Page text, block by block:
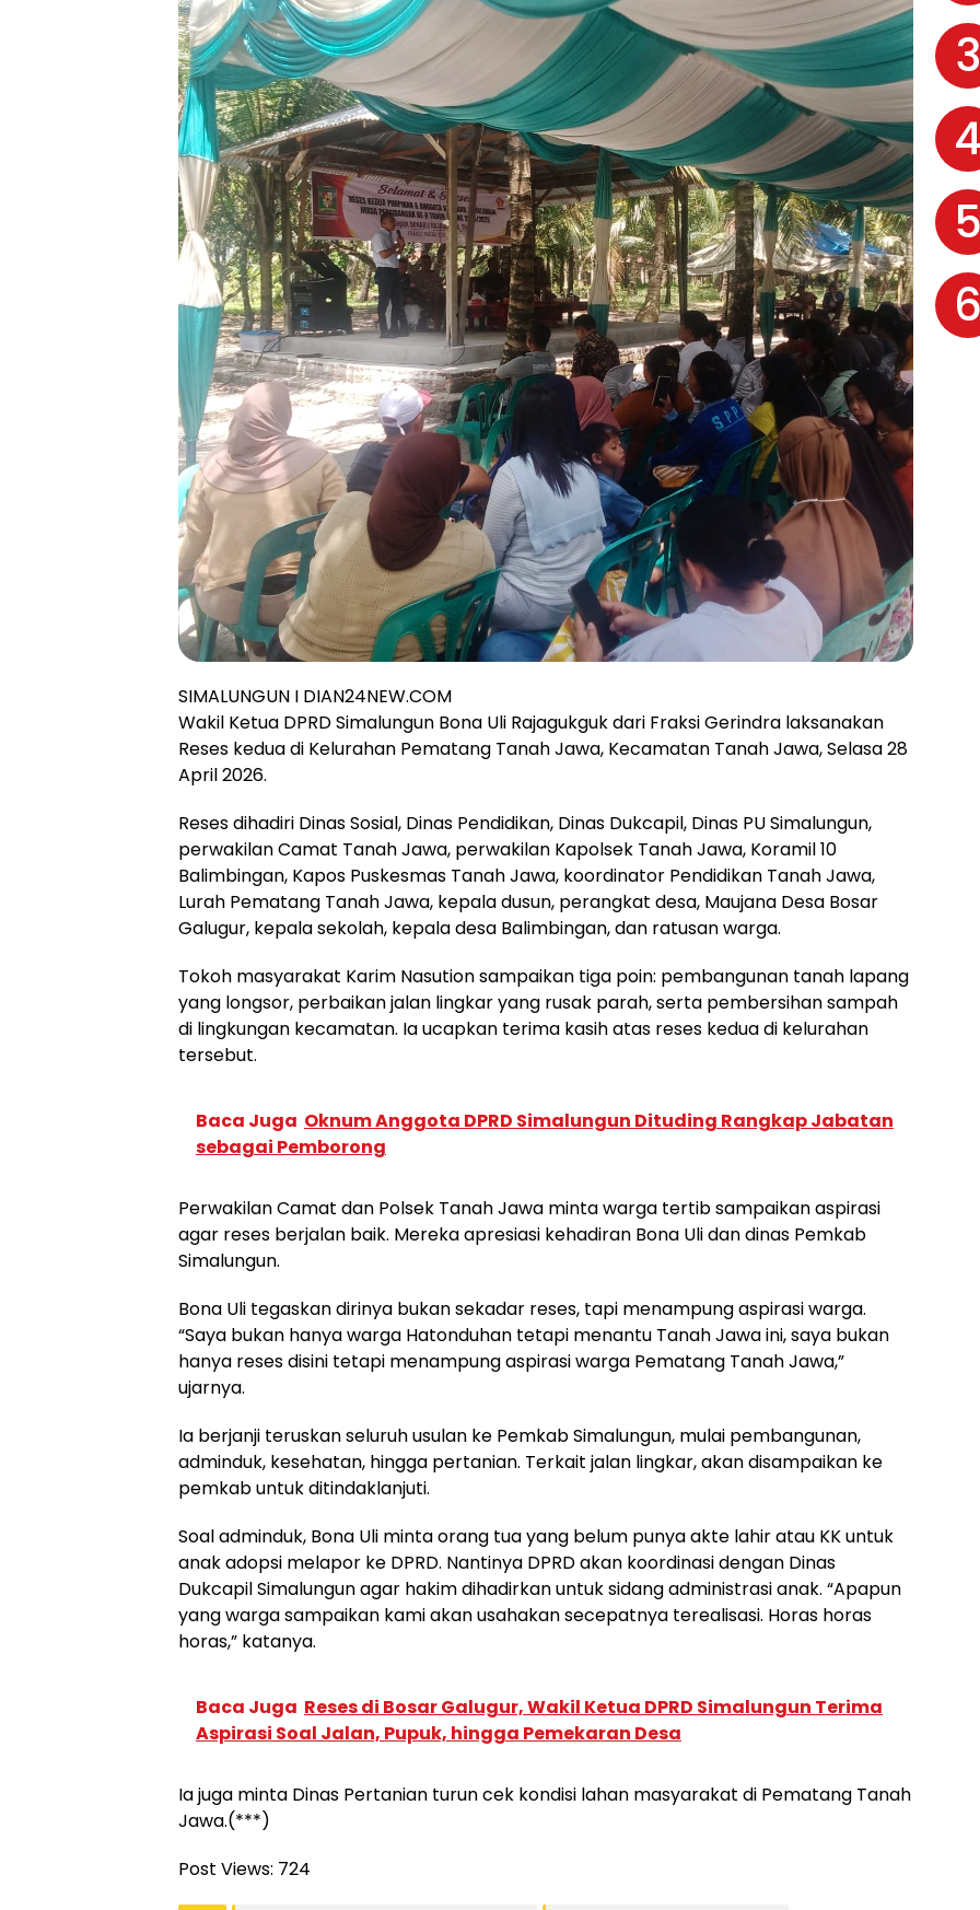
SIMALUNGUN I DIAN24NEW.COM
Wakil Ketua DPRD Simalungun Bona Uli Rajagukguk dari Fraksi Gerindra laksanakan
Reses kedua di Kelurahan Pematang Tanah Jawa, Kecamatan Tanah Jawa, Selasa 28
April 2026.
Reses dihadiri Dinas Sosial, Dinas Pendidikan, Dinas Dukcapil, Dinas PU Simalungun,
perwakilan Camat Tanah Jawa, perwakilan Kapolsek Tanah Jawa, Koramil 10
Balimbingan, Kapos Puskesmas Tanah Jawa, koordinator Pendidikan Tanah Jawa,
Lurah Pematang Tanah Jawa, kepala dusun, perangkat desa, Maujana Desa Bosar
Galugur, kepala sekolah, kepala desa Balimbingan, dan ratusan warga.
Tokoh masyarakat Karim Nasution sampaikan tiga poin: pembangunan tanah lapang
yang longsor, perbaikan jalan lingkar yang rusak parah, serta pembersihan sampah
di lingkungan kecamatan. Ia ucapkan terima kasih atas reses kedua di kelurahan
tersebut.
Baca Juga Oknum Anggota DPRD Simalungun Dituding Rangkap Jabatan
sebagai Pemborong
Perwakilan Camat dan Polsek Tanah Jawa minta warga tertib sampaikan aspirasi
agar reses berjalan baik. Mereka apresiasi kehadiran Bona Uli dan dinas Pemkab
Simalungun.
Bona Uli tegaskan dirinya bukan sekadar reses, tapi menampung aspirasi warga.
“Saya bukan hanya warga Hatonduhan tetapi menantu Tanah Jawa ini, saya bukan
hanya reses disini tetapi menampung aspirasi warga Pematang Tanah Jawa,”
ujarnya.
Ia berjanji teruskan seluruh usulan ke Pemkab Simalungun, mulai pembangunan,
adminduk, kesehatan, hingga pertanian. Terkait jalan lingkar, akan disampaikan ke
pemkab untuk ditindaklanjuti.
Soal adminduk, Bona Uli minta orang tua yang belum punya akte lahir atau KK untuk
anak adopsi melapor ke DPRD. Nantinya DPRD akan koordinasi dengan Dinas
Dukcapil Simalungun agar hakim dihadirkan untuk sidang administrasi anak. “Apapun
yang warga sampaikan kami akan usahakan secepatnya terealisasi. Horas horas
horas,” katanya.
Baca Juga Reses di Bosar Galugur, Wakil Ketua DPRD Simalungun Terima
Aspirasi Soal Jalan, Pupuk, hingga Pemekaran Desa
Ia juga minta Dinas Pertanian turun cek kondisi lahan masyarakat di Pematang Tanah
Jawa.(***)
Post Views: 724
3
4
5
6